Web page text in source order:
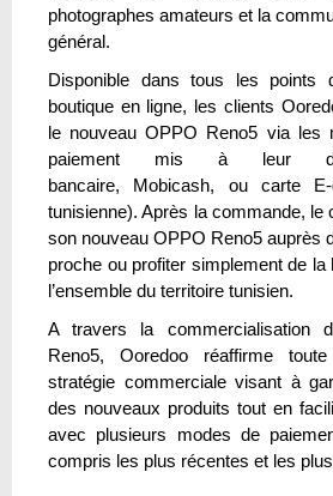
photographes amateurs et la
général.
Disponible dans tous les
boutique en ligne, les clients
le nouveau OPPO Reno5 via les
paiement mis à leur
bancaire, Mobicash, ou carte
tunisienne). Après la commande, le
son nouveau OPPO Reno5 auprès
proche ou profiter simplement de la
l’ensemble du territoire tunisien.
A travers la commercialisation
Reno5, Ooredoo réaffirme
stratégie commerciale visant à
des nouveaux produits tout en
avec plusieurs modes de
compris les plus récentes et les